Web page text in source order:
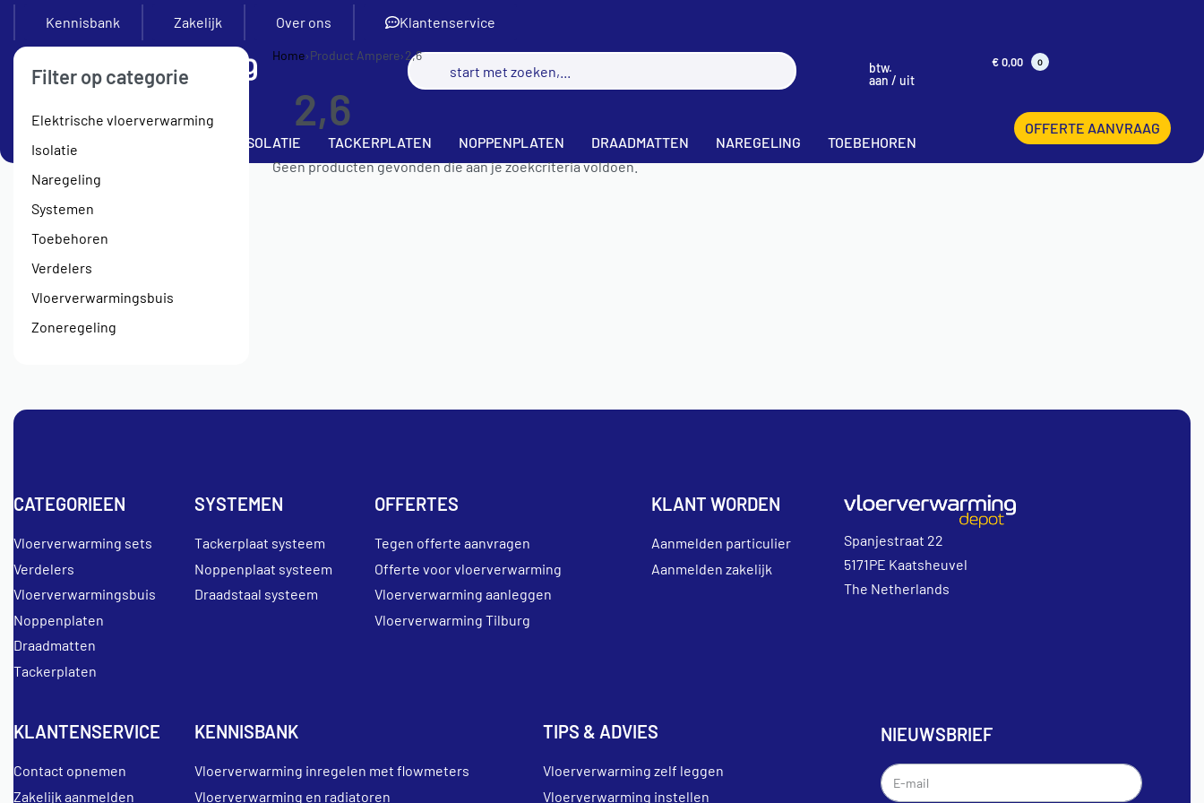
Kennisbank Zakelijk Over ons Klantenservice
btw.
aan / uit
€0,00 0
SETS ISOLATIE TACKERPLATEN NOPPENPLATEN DRAADMATTEN NAREGELING TOEBEHOREN
OFFERTE AANVRAAG
Filter op categorie
Elektrische vloerverwarming
Isolatie
Naregeling
Systemen
Toebehoren
Verdelers
Vloerverwarmingsbuis
Zoneregeling
Home›Product Ampere›2,6
2,6
Geen producten gevonden die aan je zoekcriteria voldoen.
CATEGORIEEN
Vloerverwarming sets
Verdelers
Vloerverwarmingsbuis
Noppenplaten
Draadmatten
Tackerplaten
SYSTEMEN
Tackerplaat systeem
Noppenplaat systeem
Draadstaal systeem
OFFERTES
Tegen offerte aanvragen
Offerte voor vloerverwarming
Vloerverwarming aanleggen
Vloerverwarming Tilburg
KLANT WORDEN
Aanmelden particulier
Aanmelden zakelijk
Spanjestraat 22
5171PE Kaatsheuvel
The Netherlands
KLANTENSERVICE
Contact opnemen
Zakelijk aanmelden
KENNISBANK
Vloerverwarming inregelen met flowmeters
Vloerverwarming en radiatoren
TIPS & ADVIES
Vloerverwarming zelf leggen
Vloerverwarming instellen
NIEUWSBRIEF